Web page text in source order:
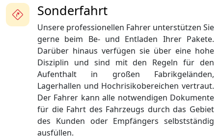
Sonderfahrt
Unsere professionellen Fahrer unterstützen Sie
gerne beim Be- und Entladen Ihrer Pakete.
Darüber hinaus verfügen sie über eine hohe
Disziplin und sind mit den Regeln für den
Aufenthalt in großen Fabrikgeländen,
Lagerhallen und Hochrisikobereichen vertraut.
Der Fahrer kann alle notwendigen Dokumente
für die Fahrt des Fahrzeugs durch das Gebiet
des Kunden oder Empfängers selbstständig
ausfüllen.